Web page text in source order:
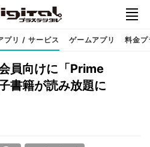
プリ / サービス ゲームアプリ 料金プ
員向けに「Prime
書籍が読み放題に